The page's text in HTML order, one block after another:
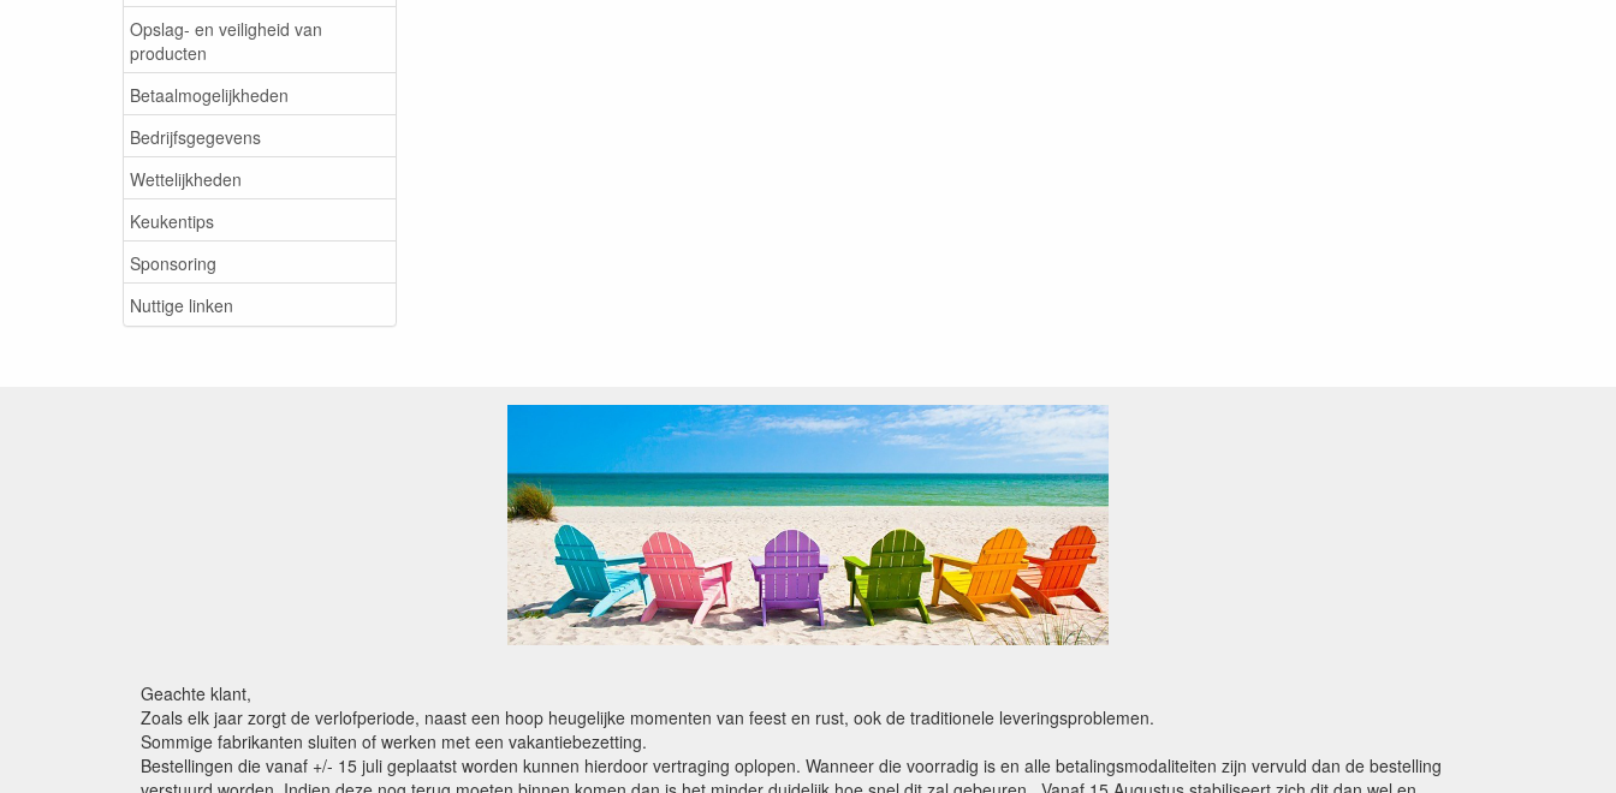
Opslag- en veiligheid van
producten
Betaalmogelijkheden
Bedrijfsgegevens
Wettelijkheden
Keukentips
Sponsoring
Nuttige linken
Geachte klant,
Zoals elk jaar zorgt de verlofperiode, naast een hoop heugelijke momenten van feest en rust, ook de traditionele leveringsproblemen.
Sommige fabrikanten sluiten of werken met een vakantiebezetting.
Bestellingen die vanaf +/- 15 juli geplaatst worden kunnen hierdoor vertraging oplopen. Wanneer die voorradig is en alle betalingsmodaliteiten zijn vervuld dan de bestelling